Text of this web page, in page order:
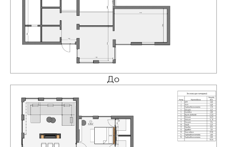
Центральное место в доме
занимает просторная гостиная
для отдыха и общения. Камин
с лаконичным порталом становится
естественным центром
композиции, вокруг которого
организована зона отдыха
с просторным диваном.